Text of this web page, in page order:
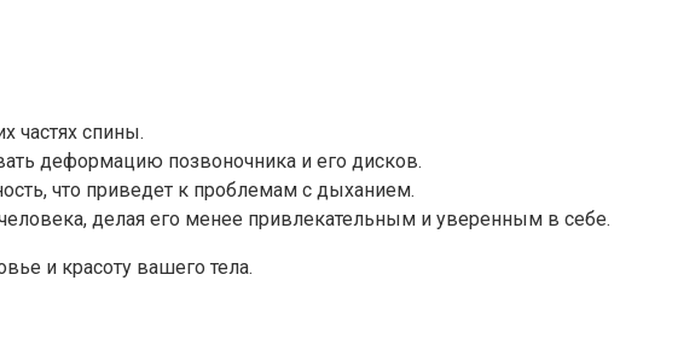
частях спины.
деформацию позвоночника и его дисков.
что приведет к проблемам с дыханием.
делая его менее привлекательным и уверенным в себе.
и красоту вашего тела.